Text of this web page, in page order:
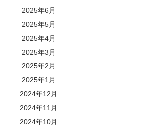
2025年6月
2025年5月
2025年4月
2025年3月
2025年2月
2025年1月
2024年12月
2024年11月
2024年10月